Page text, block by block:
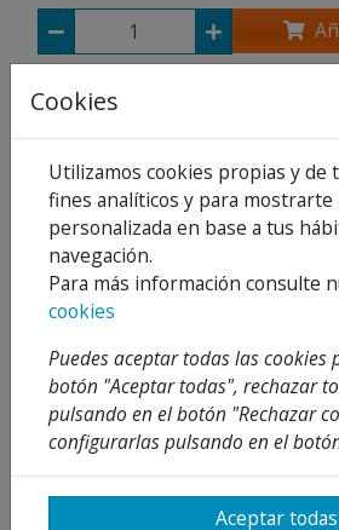
Descripción
Detalles
Opiniones
ACODADA MACHO 1/2 Y
LONGUITUD DE 40 CM.
-Tubo flexible de EPDM.
Cookies
Utilizamos cookies propias y de
fines analíticos y para mostrarte
personalizada en base a tus
navegación.
Para más información consulte
cookies
Puedes aceptar todas las cookies
botón "Aceptar todas", rechazar
pulsando en el botón "Rechazar
configurarlas pulsando en el
Aceptar todas